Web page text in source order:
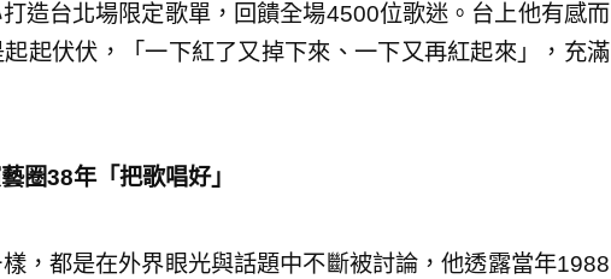
造台北場限定歌單，回饋全場4500位歌迷。台上他有感而
起伏伏，「一下紅了又掉下來、一下又再紅起來」，充滿
圈38年「把歌唱好」
，都是在外界眼光與話題中不斷被討論，他透露當年1988